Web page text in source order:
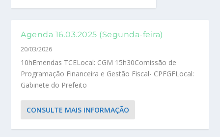
Agenda 16.03.2025 (Segunda-feira)
20/03/2026
10hEmendas TCELocal: CGM 15h30Comissão de
Programação Financeira e Gestão Fiscal- CPFGFLocal:
Gabinete do Prefeito
CONSULTE MAIS INFORMAÇÃO